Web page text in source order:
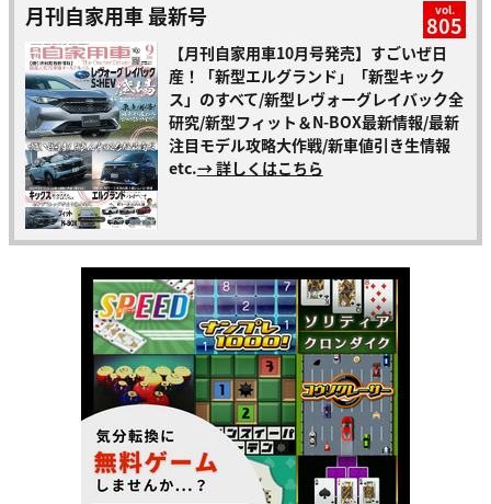
月刊自家用車 最新号 vol.
805
【月刊自家用車10月号発売】すごいぜ日
産！「新型エルグランド」「新型キック
ス」のすべて/新型レヴォーグレイバック全
研究/新型フィット＆N-BOX最新情報/最新
注目モデル攻略大作戦/新車値引き生情報
etc.→ 詳しくはこちら